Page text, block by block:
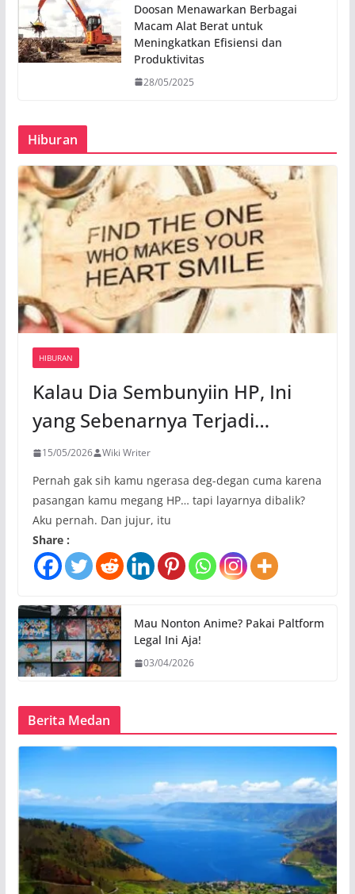
Doosan Menawarkan Berbagai
Macam Alat Berat untuk
Meningkatkan Efisiensi dan
Produktivitas
28/05/2025
Hiburan
HIBURAN
Kalau Dia Sembunyiin HP, Ini
yang Sebenarnya Terjadi…
15/05/2026 Wiki Writer
Pernah gak sih kamu ngerasa deg-degan cuma karena
pasangan kamu megang HP… tapi layarnya dibalik?
Aku pernah. Dan jujur, itu
Share :
Mau Nonton Anime? Pakai Paltform
Legal Ini Aja!
03/04/2026
Berita Medan